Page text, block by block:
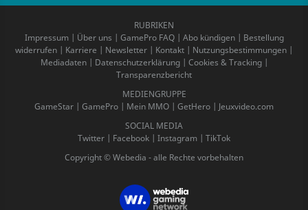
RUBRIKEN
Impressum| Über uns | GamePro FAQ| Abo kündigen| Bestellung
widerrufen | Karriere | Newsletter | Kontakt | Nutzungsbestimmungen |
Mediadaten| Datenschutzerklärung| Cookies & Tracking|
Transparenzbericht
MEDIENGRUPPE
GameStar | GamePro | Mein MMO | GetHero | Jeuxvideo.com
SOCIAL MEDIA
Twitter | Facebook | Instagram | TikTok
Copyright © Webedia - alle Rechte vorbehalten